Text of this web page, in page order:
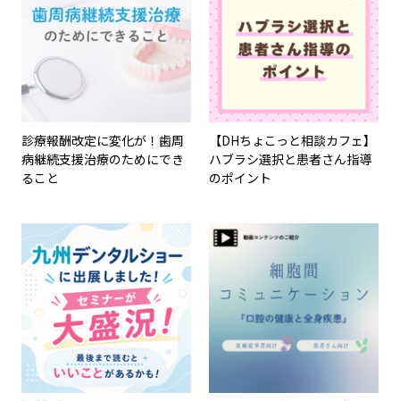
診療報酬改定に変化が！歯周
病継続支援治療のためにでき
ること
【DHちょこっと相談カフェ】
ハブラシ選択と患者さん指導
のポイント